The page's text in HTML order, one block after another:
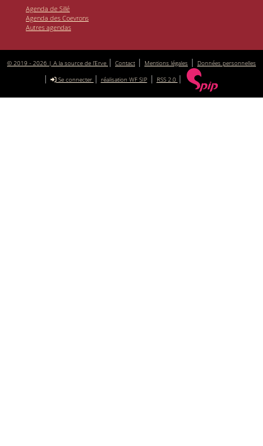
Agenda de Sillé
Agenda des Coevrons
Autres agendas
© 2019 - 2026 | A la source de l’Erve | Contact | Mentions légales | Données personnelles
| Se connecter | réalisation WF SIP| RSS 2.0 |